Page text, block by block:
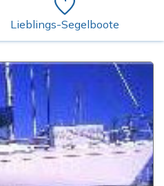
Lieblings-Segelboote